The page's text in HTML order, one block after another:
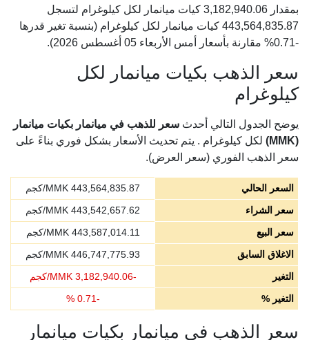
بمقدار 3,182,940.06 كيات ميانمار لكل كيلوغرام لتسجل
443,564,835.87 كيات ميانمار لكل كيلوغرام (بنسبة تغير قدرها
-0.71% مقارنة بأسعار أمس الأربعاء 05 أغسطس 2026).
سعر الذهب بكيات ميانمار لكل
كيلوغرام
يوضح الجدول التالي أحدث سعر للذهب في ميانمار بكيات ميانمار
(MMK)
لكل كيلوغرام . يتم تحديث الأسعار بشكل فوري بناءً على
سعر الذهب الفوري (سعر العرض).
السعر الحالي 443,564,835.87
سعر الشراء
443,542,657.62
سعر البيع
443,587,014.11 MMK/كجم
الاغلاق السابق
446,747,775.93
التغير
-
3,182,940.06 MMK/كجم
التغير %
-
0.71
%
سعر الذهب في ميانمار بكيات ميانمار